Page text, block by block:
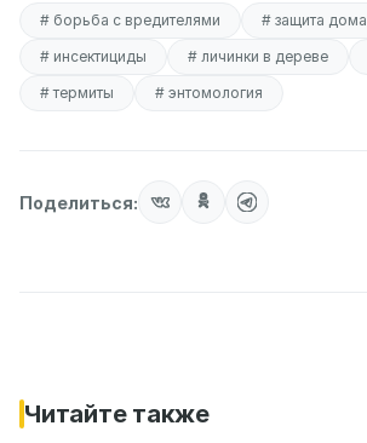
# борьба с вредителями
# защита дома
# инсектициды
# личинки в дереве
# термиты
# энтомология
Поделиться:
Читайте также